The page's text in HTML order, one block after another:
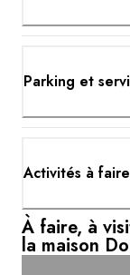
Parking et
Activités à
À faire, à
la maison